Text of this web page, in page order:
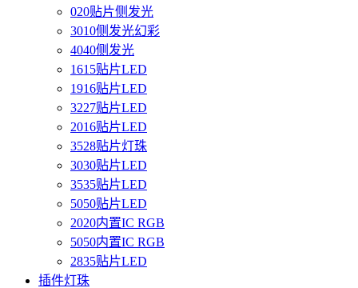
020贴片侧发光
3010侧发光幻彩
4040侧发光
1615贴片LED
1916贴片LED
3227贴片LED
2016贴片LED
3528贴片灯珠
3030贴片LED
3535贴片LED
5050贴片LED
2020内置IC RGB
5050内置IC RGB
2835贴片LED
插件灯珠